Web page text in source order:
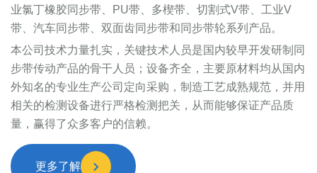
业氯丁橡胶同步带、PU带、多楔带、切割式V带、工业V
带、汽车同步带、双面齿同步带和同步带轮系列产品。
本公司技术力量扎实，关键技术人员是国内较早开发研制同
步带传动产品的骨干人员；设备齐全，主要原材料均从国内
外知名的专业生产公司定向采购，制造工艺成熟规范，并用
相关的检测设备进行严格检测把关，从而能够保证产品质
量，赢得了众多客户的信赖。
更多了解